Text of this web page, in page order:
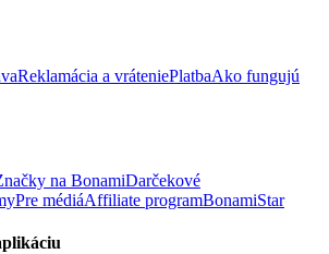
Reklamácia a vráteniePlatbaAko fungujú
na BonamiDarčekové
Pre médiáAffiliate programBonamiStar